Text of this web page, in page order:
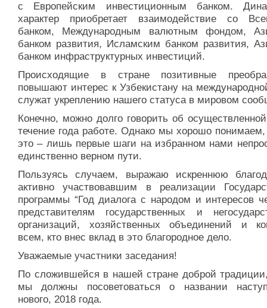
с Европейским инвестиционным банком.
характер приобретает взаимодействие со
банком, Международным валютным фондом,
банком развития, Исламским банком развития,
банком инфраструктурных инвестиций.
Происходящие в стране позитивные
повышают интерес к Узбекистану на
служат укреплению нашего статуса в мировом
Конечно, можно долго говорить об
течение года работе. Однако мы хорошо понимаем,
это – лишь первые шаги на избранном нами
единственно верном пути.
Пользуясь случаем, выражаю искреннюю
активно участвовавшим в реализации
программы “Год диалога с народом и интересов
представителям государственных и
организаций, хозяйственных объединений и
всем, кто внес вклад в это благородное дело.
Уважаемые участники заседания!
По сложившейся в нашей стране доброй
мы должны посоветоваться о названии
нового, 2018 года.